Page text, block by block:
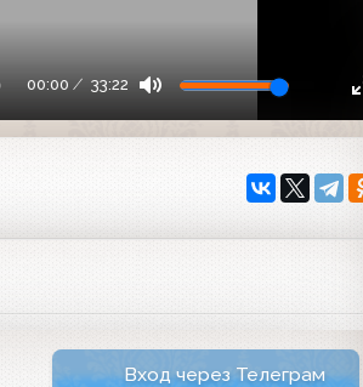
00:00 33:22
Вход через Телеграм